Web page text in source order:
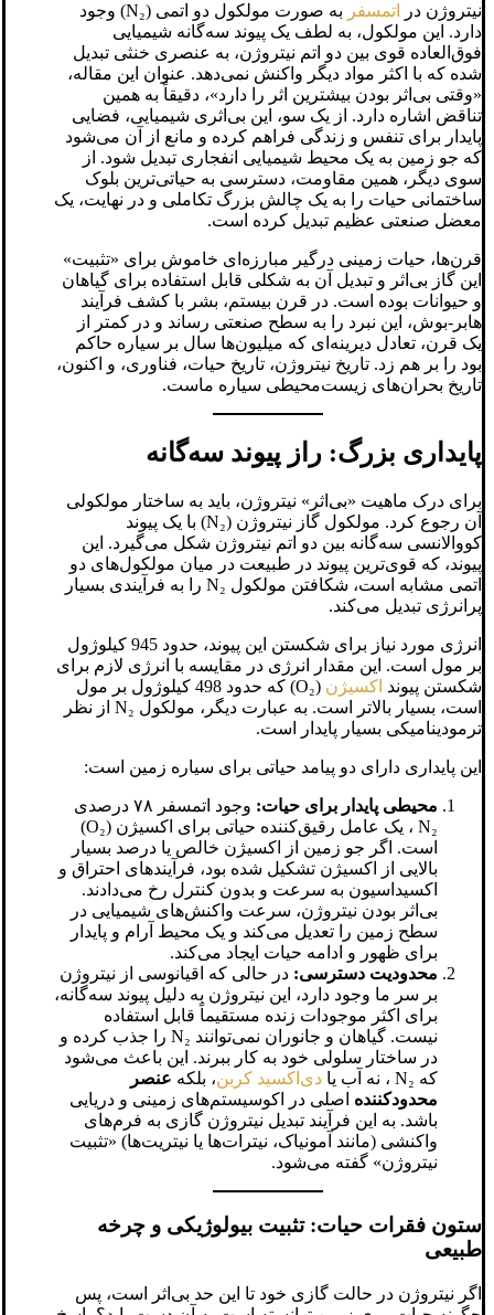
نیتروژن در اتمسفر
به صورت مولکول دو اتمی (N₂) وجود
دارد. این مولکول، به لطف یک پیوند سه‌گانه شیمیایی
فوق‌العاده قوی بین دو اتم نیتروژن، به عنصری خنثی تبدیل
شده که با اکثر مواد دیگر واکنش نمی‌دهد. عنوان این مقاله،
«وقتی بی‌اثر بودن بیشترین اثر را دارد»، دقیقاً به همین
تناقض اشاره دارد. از یک سو، این بی‌اثری شیمیایی، فضایی
پایدار برای تنفس و زندگی فراهم کرده و مانع از آن می‌شود
که جو زمین به یک محیط شیمیایی انفجاری تبدیل شود. از
سوی دیگر، همین مقاومت، دسترسی به حیاتی‌ترین بلوک
ساختمانی حیات را به یک چالش بزرگ تکاملی و در نهایت، یک
معضل صنعتی عظیم تبدیل کرده است.
قرن‌ها، حیات زمینی درگیر مبارزه‌ای خاموش برای «تثبیت»
این گاز بی‌اثر و تبدیل آن به شکلی قابل استفاده برای گیاهان
و حیوانات بوده است. در قرن بیستم، بشر با کشف فرآیند
هابر-بوش، این نبرد را به سطح صنعتی رساند و در کمتر از
یک قرن، تعادل دیرینه‌ای که میلیون‌ها سال بر سیاره حاکم
بود را بر هم زد. تاریخ نیتروژن، تاریخ حیات، فناوری، و اکنون،
تاریخ بحران‌های زیست‌محیطی سیاره ماست.
پایداری بزرگ: راز پیوند سه‌گانه
برای درک ماهیت «بی‌اثر» نیتروژن، باید به ساختار مولکولی
آن رجوع کرد. مولکول گاز نیتروژن (N₂) با یک پیوند
کووالانسی سه‌گانه بین دو اتم نیتروژن شکل می‌گیرد. این
پیوند، که قوی‌ترین پیوند در طبیعت در میان مولکول‌های دو
اتمی مشابه است، شکافتن مولکول N₂ را به فرآیندی بسیار
پرانرژی تبدیل می‌کند.
انرژی مورد نیاز برای شکستن این پیوند، حدود 945 کیلوژول
بر مول است. این مقدار انرژی در مقایسه با انرژی لازم برای
شکستن پیوند اکسیژن
(O₂) که حدود 498 کیلوژول بر مول
است، بسیار بالاتر است. به عبارت دیگر، مولکول N₂ از نظر
ترمودینامیکی بسیار پایدار است.
این پایداری دارای دو پیامد حیاتی برای سیاره زمین است:
محیطی پایدار برای حیات:
وجود اتمسفر ۷۸ درصدی
N₂ ، یک عامل رقیق‌کننده حیاتی برای اکسیژن (O₂)
است. اگر جو زمین از اکسیژن خالص یا درصد بسیار
بالایی از اکسیژن تشکیل شده بود، فرآیندهای احتراق و
اکسیداسیون به سرعت و بدون کنترل رخ می‌دادند.
بی‌اثر بودن نیتروژن، سرعت واکنش‌های شیمیایی در
سطح زمین را تعدیل می‌کند و یک محیط آرام و پایدار
برای ظهور و ادامه حیات ایجاد می‌کند.
محدودیت دسترسی: در حالی که اقیانوسی از نیتروژن
بر سر ما وجود دارد، این نیتروژن به دلیل پیوند سه‌گانه،
برای اکثر موجودات زنده مستقیماً قابل استفاده
نیست. گیاهان و جانوران نمی‌توانند N₂ را جذب کرده و
در ساختار سلولی خود به کار ببرند. این باعث می‌شود
که N₂ ، نه آب یا
دی‌اکسید کربن، بلکه عنصر
محدودکننده اصلی در اکوسیستم‌های زمینی و دریایی
باشد. به این فرآیند تبدیل نیتروژن گازی به فرم‌های
واکنشی (مانند آمونیاک، نیترات‌ها یا نیتریت‌ها) «تثبیت
نیتروژن» گفته می‌شود.
ستون فقرات حیات: تثبیت بیولوژیکی و چرخه
طبیعی
اگر نیتروژن در حالت گازی خود تا این حد بی‌اثر است، پس